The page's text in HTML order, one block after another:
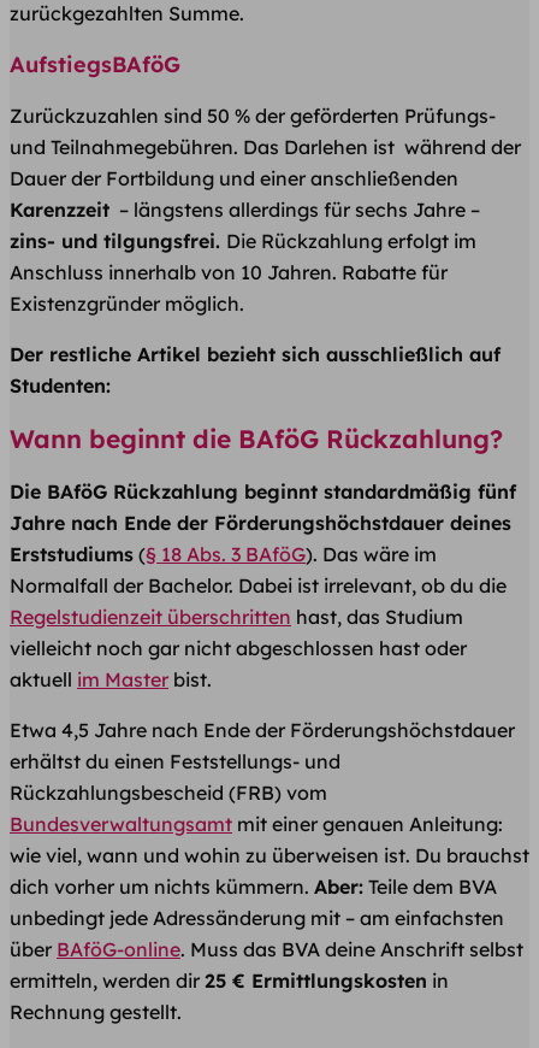
zurückgezahlten Summe.
AufstiegsBAföG
Zurückzuzahlen sind 50 % der geförderten Prüfungs-
und Teilnahmegebühren. Das Darlehen ist während der
Dauer der Fortbildung und einer anschließenden
Karenzzeit – längstens allerdings für sechs Jahre –
zins- und tilgungsfrei. Die Rückzahlung erfolgt im
Anschluss innerhalb von 10 Jahren. Rabatte für
Existenzgründer möglich.
Der restliche Artikel bezieht sich ausschließlich auf
Studenten:
Wann beginnt die BAföG Rückzahlung?
Die BAföG Rückzahlung beginnt standardmäßig fünf
Jahre nach Ende der Förderungshöchstdauer deines
Erststudiums (§ 18 Abs. 3 BAföG). Das wäre im
Normalfall der Bachelor. Dabei ist irrelevant, ob du die
Regelstudienzeit überschritten hast, das Studium
vielleicht noch gar nicht abgeschlossen hast oder
aktuell im Master bist.
Etwa 4,5 Jahre nach Ende der Förderungshöchstdauer
erhältst du einen Feststellungs- und
Rückzahlungsbescheid (FRB) vom
Bundesverwaltungsamt mit einer genauen Anleitung:
wie viel, wann und wohin zu überweisen ist. Du brauchst
dich vorher um nichts kümmern. Aber: Teile dem BVA
unbedingt jede Adressänderung mit – am einfachsten
über BAföG-online. Muss das BVA deine Anschrift selbst
ermitteln, werden dir 25 € Ermittlungskosten in
Rechnung gestellt.